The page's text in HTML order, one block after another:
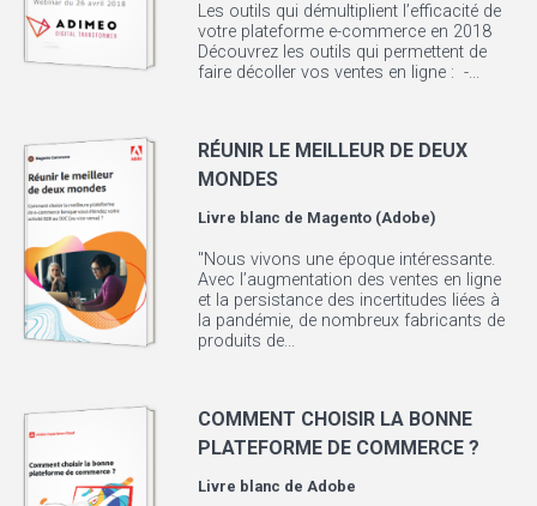
Les outils qui démultiplient l’efficacité de
votre plateforme e-commerce en 2018
Découvrez les outils qui permettent de
faire décoller vos ventes en ligne : -...
RÉUNIR LE MEILLEUR DE DEUX
MONDES
Livre blanc de Magento (Adobe)
"Nous vivons une époque intéressante.
Avec l’augmentation des ventes en ligne
et la persistance des incertitudes liées à
la pandémie, de nombreux fabricants de
produits de...
COMMENT CHOISIR LA BONNE
PLATEFORME DE COMMERCE ?
Livre blanc deAdobe